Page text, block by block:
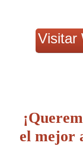
Visitar
el mejor